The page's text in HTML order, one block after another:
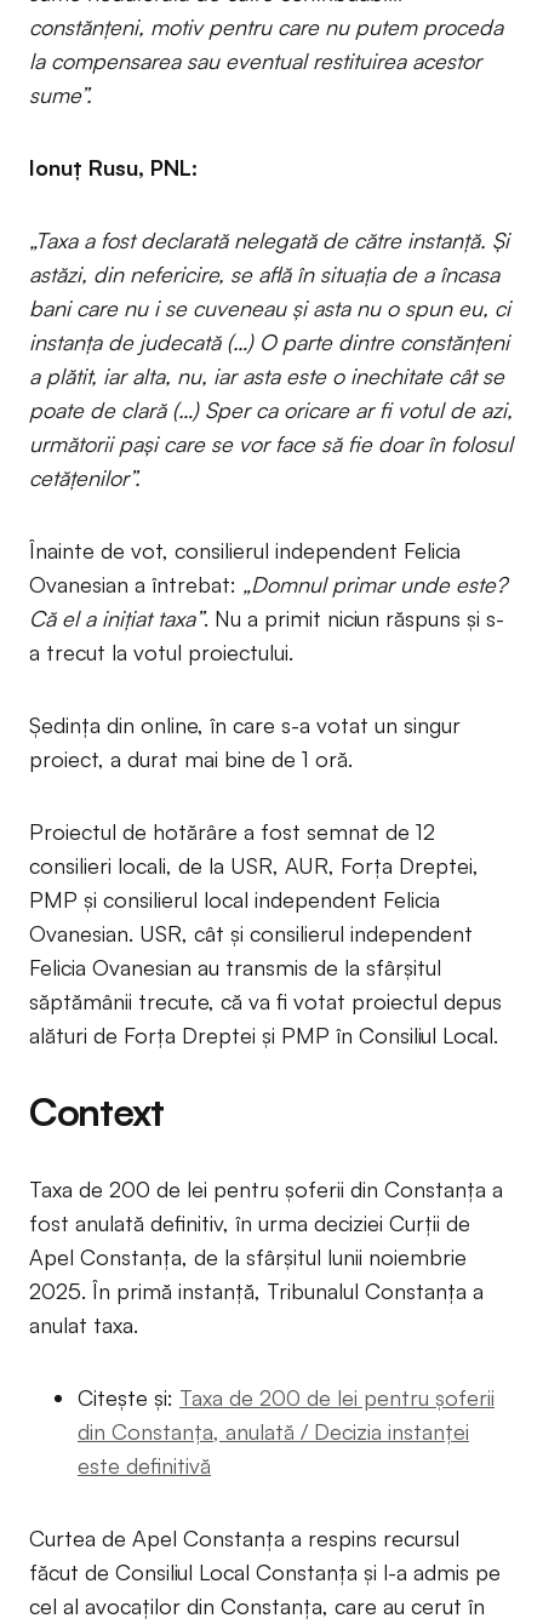
constănțeni, motiv pentru care nu putem proceda
la compensarea sau eventual restituirea acestor
sume”.
Ionuț Rusu, PNL:
„Taxa a fost declarată nelegată de către instanță. Și
astăzi, din nefericire, se află în situația de a încasa
bani care nu i se cuveneau și asta nu o spun eu, ci
instanța de judecată (…) O parte dintre constănțeni
a plătit, iar alta, nu, iar asta este o inechitate cât se
poate de clară (…) Sper ca oricare ar fi votul de azi,
următorii pași care se vor face să fie doar în folosul
cetățenilor”.
Înainte de vot, consilierul independent Felicia
Ovanesian a întrebat: „Domnul primar unde este?
Că el a inițiat taxa”. Nu a primit niciun răspuns și s-
a trecut la votul proiectului.
Ședința din online, în care s-a votat un singur
proiect, a durat mai bine de 1 oră.
Proiectul de hotărâre a fost semnat de 12
consilieri locali, de la USR, AUR, Forța Dreptei,
PMP și consilierul local independent Felicia
Ovanesian. USR, cât și consilierul independent
Felicia Ovanesian au transmis de la sfârșitul
săptămânii trecute, că va fi votat proiectul depus
alături de Forța Dreptei și PMP în Consiliul Local.
Context
Taxa de 200 de lei pentru șoferii din Constanța a
fost anulată definitiv, în urma deciziei Curții de
Apel Constanța, de la sfârșitul lunii noiembrie
2025. În primă instanță, Tribunalul Constanța a
anulat taxa.
Citește și: Taxa de 200 de lei pentru șoferii
din Constanța, anulată / Decizia instanței
este definitivă
Curtea de Apel Constanța a respins recursul
făcut de Consiliul Local Constanța și l-a admis pe
cel al avocaților din Constanța, care au cerut în